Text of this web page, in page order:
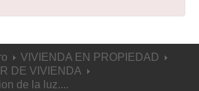
VIVIENDA EN PROPIEDAD
DE VIVIENDA
de la luz....